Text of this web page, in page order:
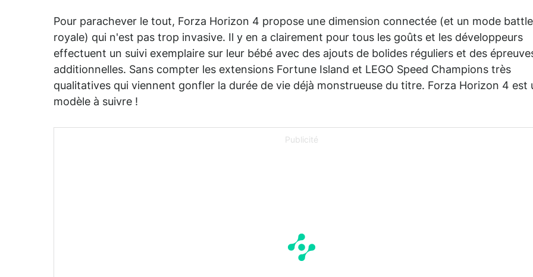
Pour parachever le tout, Forza Horizon 4 propose une dimension connectée (et un mode battle
royale) qui n'est pas trop invasive. Il y en a clairement pour tous les goûts et les développeurs
effectuent un suivi exemplaire sur leur bébé avec des ajouts de bolides réguliers et des
additionnelles. Sans compter les extensions Fortune Island et LEGO Speed Champions très
qualitatives qui viennent gonfler la durée de vie déjà monstrueuse du titre. Forza Horizon 4 est
modèle à suivre !
Publicité